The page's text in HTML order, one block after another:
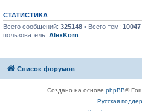
СТАТИСТИКА
Всего сообщений: 325148 • Всего тем: 10047
пользователь: AlexKorn
Список форумов
Создано на основе phpBB®
Русская